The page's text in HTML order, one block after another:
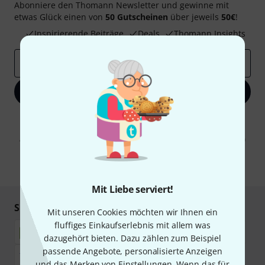
Mit Liebe serviert!
Mit unseren Cookies möchten wir Ihnen ein
fluffiges Einkaufserlebnis mit allem was
dazugehört bieten. Dazu zählen zum Beispiel
passende Angebote, personalisierte Anzeigen
Abonniere den Thomann Newsletter und gewinne mit
etwas Glück einen von 50 Gutscheinen über jeweils 50€!
Inspirierende Beiträge
Deals Thomann Insights
Jetzt anmelden
Mit Klick auf „Jetzt anmelden“ stimmen Sie dem Erhalt von E-Mail-
Werbung und einer Messung des E-Mail-Nutzungsverhaltens zu. Die
Abmeldung ist jederzeit möglich. Weitere Informationen finden Sie in
unserenDatenschutzhinweisen
Sicher einkaufen & bezahlen